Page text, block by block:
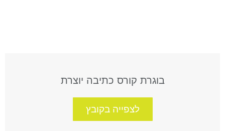
בוגרת קורס כתיבה יוצרת
לצפייה בקובץ